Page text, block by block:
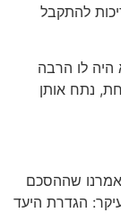
להתקבל
היה לו הרבה
נתח אותן
אמרנו שההסכם
הגדרת היעד